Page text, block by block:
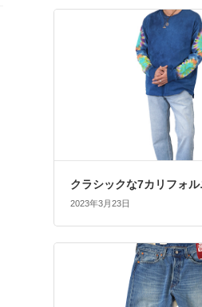
クラシックな7カリフォ
2023年3月23日